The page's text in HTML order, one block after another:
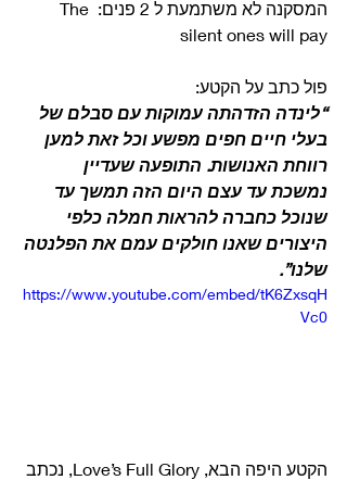
המסקנה לא משתמעת ל 2 פנים: The
silent ones will pay
פול כתב על הקטע:
“לינדה הזדהתה עמוקות עם סבלם של
בעלי חיים חפים מפשע וכל זאת למען
רווחת האנושות. התופעה שעדיין
נמשכת עד עצם היום הזה תמשך עד
שנוכל כחברה להראות חמלה כלפי
היצורים שאנו חולקים עמם את הפלנטה
שלנו”.
https://www.youtube.com/embed/tK6ZxsqH
Vc0
הקטע היפה הבא, Love’s Full Glory, נכתב